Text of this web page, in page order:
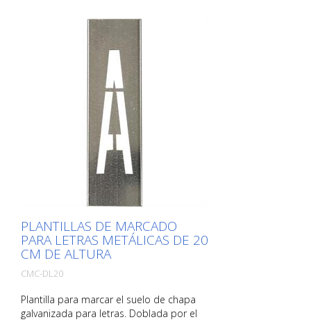
PLANTILLAS DE MARCADO
PARA LETRAS METÁLICAS DE 20
CM DE ALTURA
CMC-DL20
Plantilla para marcar el suelo de chapa
galvanizada para letras. Doblada por el